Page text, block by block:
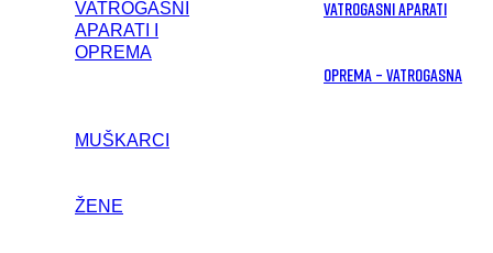
VATROGASNI
APARATI I
OPREMA
Vatrogasni aparati
Oprema – vatrogasna
MUŠKARCI
ŽENE